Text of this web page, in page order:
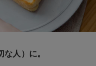
人）に。